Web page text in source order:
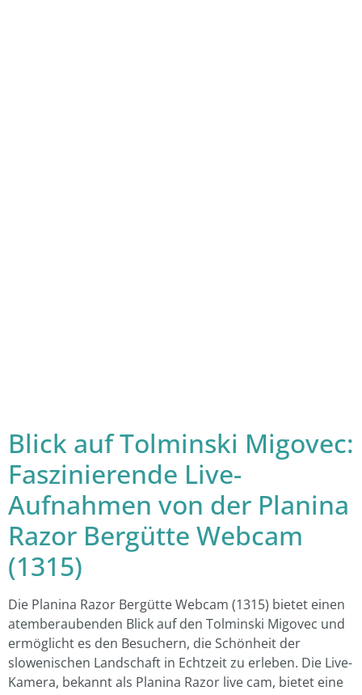
Blick auf Tolminski Migovec:
Faszinierende Live-
Aufnahmen von der Planina
Razor Bergütte Webcam
(1315)
Die Planina Razor Bergütte Webcam (1315) bietet einen
atemberaubenden Blick auf den Tolminski Migovec und
ermöglicht es den Besuchern, die Schönheit der
slowenischen Landschaft in Echtzeit zu erleben. Die Live-
Kamera, bekannt als Planina Razor live cam, bietet eine